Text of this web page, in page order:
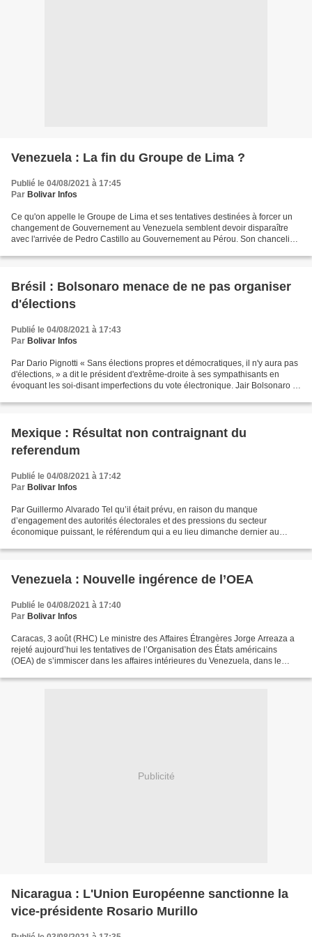
Venezuela : La fin du Groupe de Lima ?
Publié le 04/08/2021 à 17:45
Par Bolivar Infos
Ce qu'on appelle le Groupe de Lima et ses tentatives destinées à forcer un
changement de Gouvernement au Venezuela semblent devoir disparaître
avec l'arrivée de Pedro Castillo au Gouvernement au Pérou. Son chancelier,
Brésil : Bolsonaro menace de ne pas organiser
d'élections
Publié le 04/08/2021 à 17:43
Par Bolivar Infos
Par Dario Pignotti « Sans élections propres et démocratiques, il n'y aura pas
d'élections, » a dit le président d'extrême-droite à ses sympathisants en
évoquant les soi-disant imperfections du vote électronique. Jair Bolsonaro a
Mexique : Résultat non contraignant du
referendum
Publié le 04/08/2021 à 17:42
Par Bolivar Infos
Par Guillermo Alvarado Tel qu’il était prévu, en raison du manque
d’engagement des autorités électorales et des pressions du secteur
économique puissant, le référendum qui a eu lieu dimanche dernier au
Venezuela : Nouvelle ingérence de l’OEA
Publié le 04/08/2021 à 17:40
Par Bolivar Infos
Caracas, 3 août (RHC) Le ministre des Affaires Étrangères Jorge Arreaza a
rejeté aujourd’hui les tentatives de l’Organisation des États américains
(OEA) de s’immiscer dans les affaires intérieures du Venezuela, dans le
Publicité
Nicaragua : L'Union Européenne sanctionne la
vice-présidente Rosario Murillo